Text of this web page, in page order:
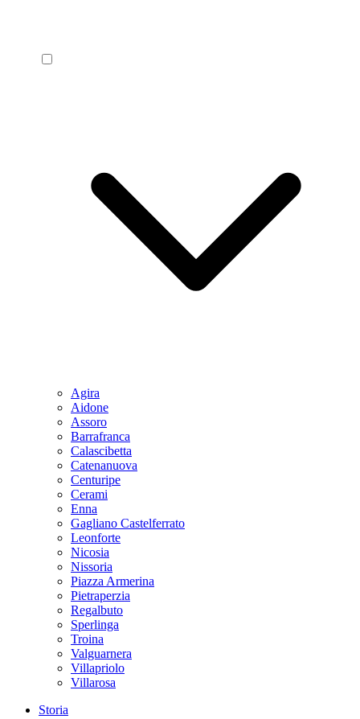
Agira
Aidone
Assoro
Barrafranca
Calascibetta
Catenanuova
Centuripe
Cerami
Enna
Gagliano Castelferrato
Leonforte
Nicosia
Nissoria
Piazza Armerina
Pietraperzia
Regalbuto
Sperlinga
Troina
Valguarnera
Villapriolo
Villarosa
Storia